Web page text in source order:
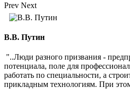
Prev Next
В.В. Путин
"..Люди разного призвания -
потенциала, поле для
работать по специальности, а
прикладным технологиям. При